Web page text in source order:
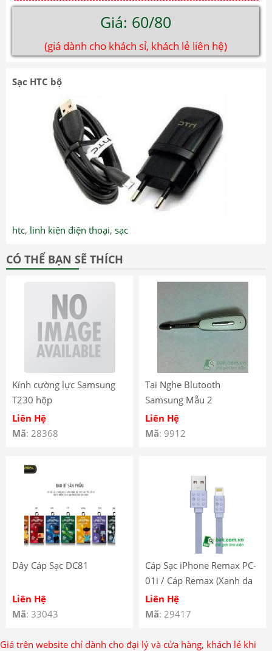
Giá: 60/80
(giá dành cho khách sỉ, khách lẻ liên hệ)
Sạc HTC bộ
htc, linh kiện điện thoại, sạc
CÓ THỂ BẠN SẼ THÍCH
Kính cường lực Samsung
T230 hộp
Liên Hệ
Mã: 28368
Tai Nghe Blutooth
Samsung Mẫu 2
Liên Hệ
Mã: 9912
Dây Cáp Sạc DC81
Liên Hệ
Mã: 33043
Cáp Sạc iPhone Remax PC-
01i / Cáp Remax (Xanh da
trời, Xanh rêu, Đỏ, Xám)
Liên Hệ
Mã: 29417
Giá trên website chỉ dành cho đại lý và cửa hàng, khách lẻ khi